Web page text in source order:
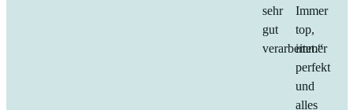
sehr
gut
verarbeitet.“
Immer
top,
immer
perfekt
und
alles